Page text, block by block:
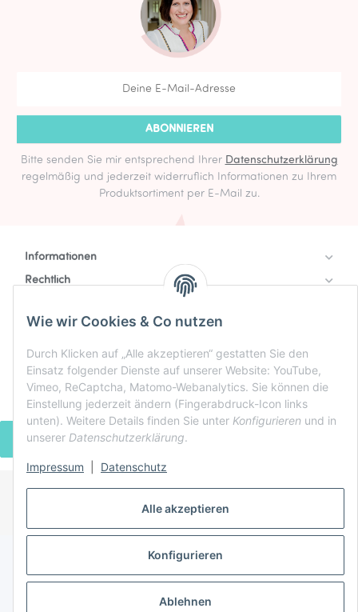
Alle akzeptieren
Konfigurieren
Ablehnen
Wie wir Cookies & Co nutzen
Durch Klicken auf „Alle akzeptieren“ gestatten Sie den
Einsatz folgender Dienste auf unserer Website: YouTube,
Vimeo, ReCaptcha, Matomo-Webanalytics. Sie können die
Einstellung jederzeit ändern (Fingerabdruck-Icon links
unten). Weitere Details finden Sie unter Konfigurieren und in
unserer Datenschutzerklärung.
Impressum Datenschutz
ABONNIEREN
Bitte senden Sie mir entsprechend Ihrer Datenschutzerklärung
regelmäßig und jederzeit widerruflich Informationen zu Ihrem
Produktsortiment per E-Mail zu.
Informationen
Rechtlich
VERTRAG WIDERRUFEN
* Alle Preise inkl. gesetzlicher USt., zzgl.